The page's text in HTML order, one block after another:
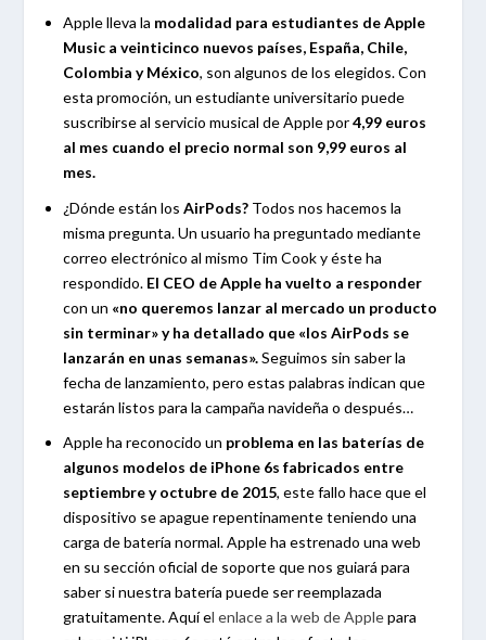
Apple lleva la modalidad para estudiantes de Apple
Music a veinticinco nuevos países, España, Chile,
Colombia y México, son algunos de los elegidos. Con
esta promoción, un estudiante universitario puede
suscribirse al servicio musical de Apple por4,99 euros
al mes cuando el precio normal son 9,99 euros al
mes.
¿Dónde están los AirPods? Todos nos hacemos la
misma pregunta. Un usuario ha preguntado mediante
correo electrónico al mismo Tim Cook y éste ha
respondido. El CEO de Apple ha vuelto a responder
con un «no queremos lanzar al mercado un producto
sin terminar» y ha detallado que «los AirPods se
lanzarán en unas semanas».Seguimos sin saber la
fecha de lanzamiento, pero estas palabras indican que
estarán listos para la campaña navideña o después…
Apple ha reconocido un problema en las baterías de
algunos modelos de iPhone 6s fabricados entre
septiembre y octubre de 2015, este fallo hace que el
dispositivo se apague repentinamente teniendo una
carga de batería normal. Apple ha estrenado una web
en su sección oficial de soporte que nos guiará para
saber si nuestra batería puede ser reemplazada
gratuitamente. Aquí el enlace a la web de Applepara